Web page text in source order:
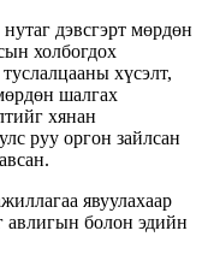
дэвсгэрт мөрдөн
холбогдох
хүсэлт,
шалгах
хянан
руу оргон зайлсан
явуулахаар
авлигын болон эдийн